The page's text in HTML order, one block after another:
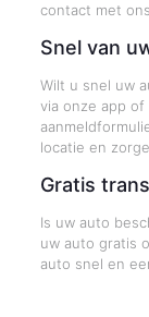
contact met
Snel van
Wilt u snel uw
via onze app
locatie en
Gratis
Is uw auto
uw auto gratis
auto snel en